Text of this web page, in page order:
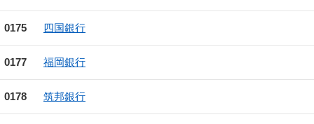
0175 四国銀行
0177 福岡銀行
0178 筑邦銀行